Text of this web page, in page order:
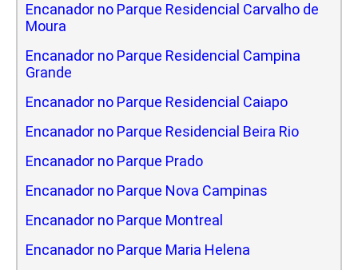
Encanador no Parque Residencial Carvalho de
Moura
Encanador no Parque Residencial Campina
Grande
Encanador no Parque Residencial Caiapo
Encanador no Parque Residencial Beira Rio
Encanador no Parque Prado
Encanador no Parque Nova Campinas
Encanador no Parque Montreal
Encanador no Parque Maria Helena